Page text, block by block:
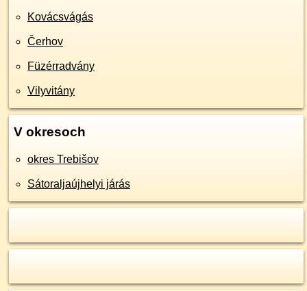
Kovácsvágás
Čerhov
Füzérradvány
Vilyvitány
V okresoch
okres Trebišov
Sátoraljaújhelyi járás